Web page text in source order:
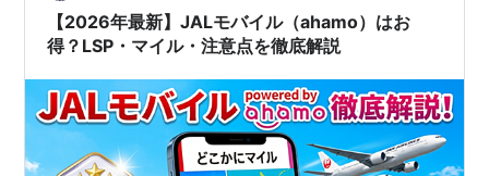
んと…1,500マイルで発券できるんです！ 💡 JALモバイ
ルって何？どこかにマイルっ…
【2026年最新】JALモバイル（ahamo）はお
得？LSP・マイル・注意点を徹底解説